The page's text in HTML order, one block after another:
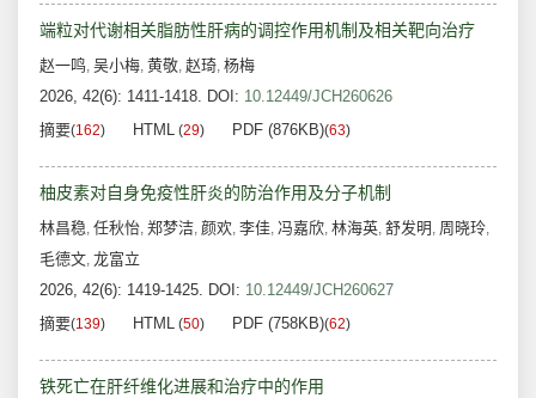
端粒对代谢相关脂肪性肝病的调控作用机制及相关靶向治疗
赵一鸣, 吴小梅, 黄敬, 赵琦, 杨梅
2026, 42(6): 1411-1418. DOI: 10.12449/JCH260626
摘要(162) HTML (29) PDF (876KB)(63)
柚皮素对自身免疫性肝炎的防治作用及分子机制
林昌稳, 任秋怡, 郑梦洁, 颜欢, 李佳, 冯嘉欣, 林海英, 舒发明 , 周晓玲,
毛德文, 龙富立
2026, 42(6): 1419-1425. DOI: 10.12449/JCH260627
摘要(139) HTML (50) PDF (758KB)(62)
铁死亡在肝纤维化进展和治疗中的作用